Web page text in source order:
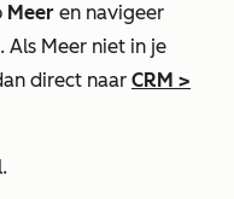
Meer en navigeer
. Als Meer niet in je
direct naar CRM >